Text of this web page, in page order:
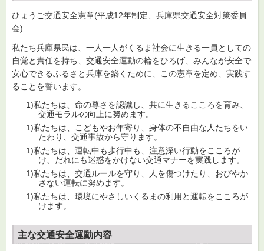
ひょうご交通安全憲章(平成12年制定、兵庫県交通安全対策委員
会)
私たち兵庫県民は、一人一人がくるま社会に生きる一員としての
自覚と責任を持ち、交通安全運動の輪をひろげ、みんなが安全で
安心できるふるさと兵庫を築くために、この憲章を定め、実践す
ることを誓います。
1)私たちは、命の尊さを認識し、共に生きるこころを育み、
交通モラルの向上に努めます。
1)私たちは、こどもやお年寄り、身体の不自由な人たちをい
たわり、交通事故から守ります。
1)私たちは、運転中も歩行中も、注意深い行動をこころが
け、だれにも迷惑をかけない交通マナーを実践します。
1)私たちは、交通ルールを守り、人を傷つけたり、おびやか
さない運転に努めます。
1)私たちは、環境にやさしいくるまの利用と運転をこころが
けます。
主な交通安全運動内容